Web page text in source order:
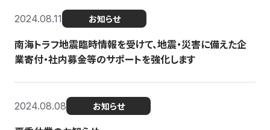
2024.08.11 お知らせ
南海トラフ地震臨時情報を受けて、地震・災害に備えた企
業寄付・社内募金等のサポートを強化します
2024.08.08 お知らせ